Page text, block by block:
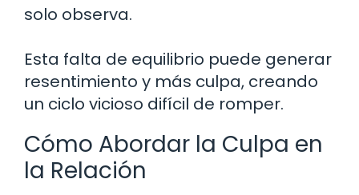
solo observa.
Esta falta de equilibrio puede generar
resentimiento y más culpa, creando
un ciclo vicioso difícil de romper.
Cómo Abordar la Culpa en
la Relación